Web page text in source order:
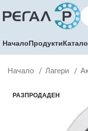
НачалоПродукти
Начало Лагери
РАЗПРОДАДЕН